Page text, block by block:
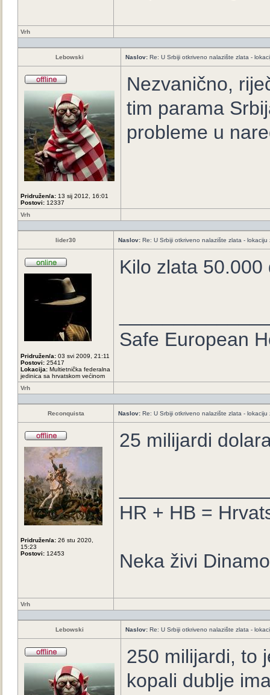
Vrh
Lebowski Naslov: Re: U Srbiji otkriveno nalazište zlata -
Pridružen/a: 13 sij 2012, 16:01
Postovi: 12337
Nezvanično,
tim parama
probleme u
Vrh
lider30 Naslov: Re: U Srbiji otkriveno nalazište zlata -
Pridružen/a: 03 svi 2009, 21:11
Postovi: 25417
Lokacija: Multietnička federalna
jedinica sa hrvatskom većinom
Kilo zlata
Safe European
Vrh
Reconquista Naslov: Re: U Srbiji otkriveno nalazište zlata -
Pridružen/a: 26 stu 2020,
15:23
Postovi: 12453
25 milijardi
HR + HB =
Neka živi
Vrh
Lebowski Naslov: Re: U Srbiji otkriveno nalazište zlata -
250 milijardi, to
kopali dublje